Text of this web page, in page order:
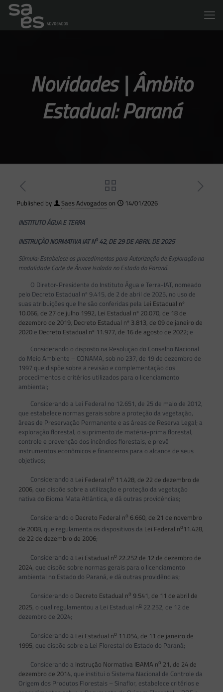
Novidades | Âmbito
Estadual: Paraná
Published by Saes Advogadoson
14/01/2026
INSTITUTO ÁGUA E TERRA
INSTRUÇÃO NORMATIVA IAT No42, DE 29 DE ABRIL DE 2025
Súmula: Estabelece os procedimentos para Autorização de Exploração na
modalidade Corte de Árvore Isolada no Estado do Paraná.
O Diretor-Presidente do Instituto Água e Terra-IAT, nomeado
pelo Decreto Estadual nº 9.415, de 2 de abril de 2025, no uso de
suas atribuições que lhe são conferidas pela Lei Estadual nº
10.066, de 27 de julho 1992, Lei Estadual nº 20.070, de 18 de
dezembro de 2019, Decreto Estadual nº 3.813, de 09 de janeiro de
2020e Decreto Estadual nº 11.977, de 16 de agosto de 2022; e
Considerando o disposto na Resolução do Conselho Nacional
do Meio Ambiente – CONAMA, sob no 237, de 19 de dezembro de
1997 que dispõe sobre a revisão e complementação dos
procedimentos e critérios utilizados para o licenciamento
ambiental;
Considerando a Lei Federal no 12.651, de 25 de maio de 2012,
que estabelece normas gerais sobre a proteção da vegetação,
áreas de Preservação Permanente e as áreas de Reserva Legal; a
exploração florestal, o suprimento de matéria-prima florestal,
controle e prevenção dos incêndios florestais, e prevê
instrumentos econômicos e financeiros para o alcance de seus
objetivos;
Considerando a Lei Federal no 11.428, de 22 de dezembro de
2006, que dispõe sobre a utilização e proteção da vegetação
nativa do Bioma Mata Atlântica, e dá outras providências;
Considerando o Decreto Federal no 6.660, de 21 de novembro
de 2008, que regulamenta os dispositivos da Lei Federal no11.428,
de 22 de dezembro de 2006;
Considerando a Lei Estadual no 22.252 de 12 de dezembro de
2024, que dispõe sobre normas gerais para o licenciamento
ambiental no Estado do Paraná, e dá outras providências;
Considerando o Decreto Estadual no 9.541, de 11 de abril de
2025, o qual regulamentou a Lei Estadual no22.252, de 12 de
dezembro de 2024;
Considerando a Lei Estadual no 11.054, de 11 de janeiro de
1995, que dispõe sobre a Lei Florestal do Estado do Paraná;
Considerando a Instrução Normativa IBAMA no 21, de 24 de
dezembro de 2014, que institui o Sistema Nacional de Controle da
Origem dos Produtos Florestais – Sinaflor, estabelece critérios e